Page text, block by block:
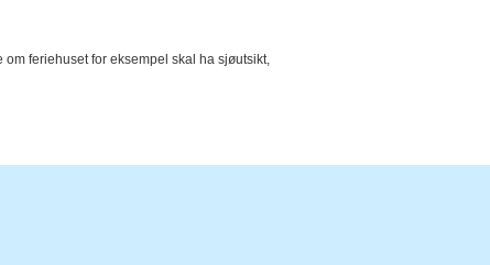
feriehuset for eksempel skal ha sjøutsikt,